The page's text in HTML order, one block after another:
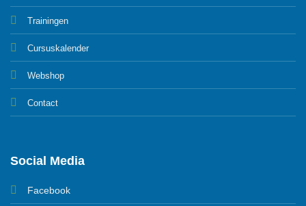
Trainingen
Cursuskalender
Webshop
Contact
Social Media
Facebook